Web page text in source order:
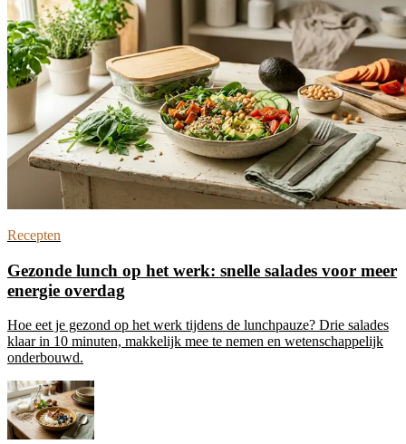
Recepten
Gezonde lunch op het werk: snelle salades voor meer
energie overdag
Hoe eet je gezond op het werk tijdens de lunchpauze? Drie salades
klaar in 10 minuten, makkelijk mee te nemen en wetenschappelijk
onderbouwd.